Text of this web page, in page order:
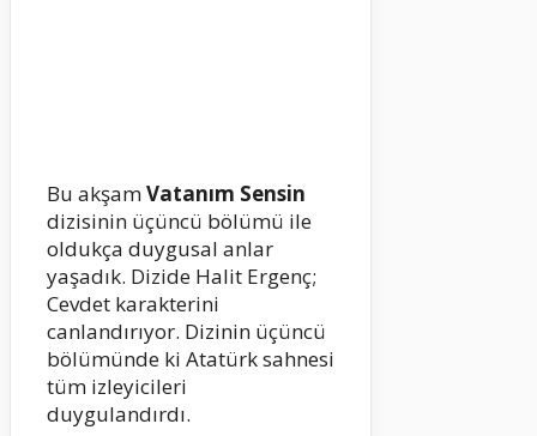
Bu akşamVatanım Sensin
dizisinin üçüncü bölümü ile
oldukça duygusal anlar
yaşadık. Dizide Halit Ergenç;
Cevdet karakterini
canlandırıyor. Dizinin üçüncü
bölümünde ki Atatürk sahnesi
tüm izleyicileri
duygulandırdı.